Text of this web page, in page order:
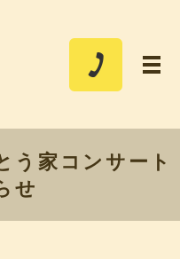
う家コンサート
せ